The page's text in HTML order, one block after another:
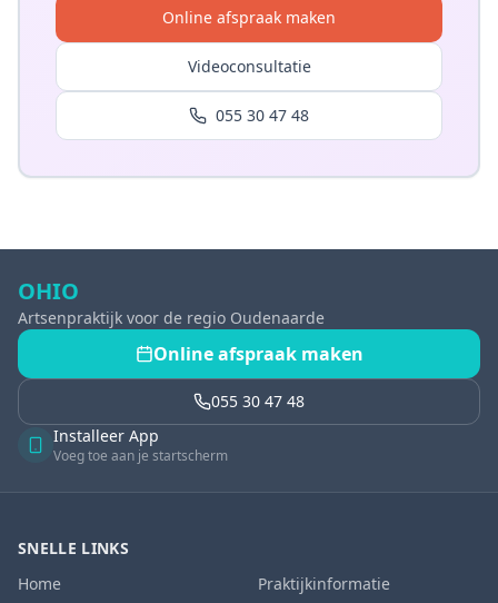
Online afspraak maken
Videoconsultatie
055 30 47 48
OHIO
Artsenpraktijk voor de regio Oudenaarde
Online afspraak maken
055 30 47 48
Installeer App
Voeg toe aan je startscherm
SNELLE LINKS
Home
Praktijkinformatie